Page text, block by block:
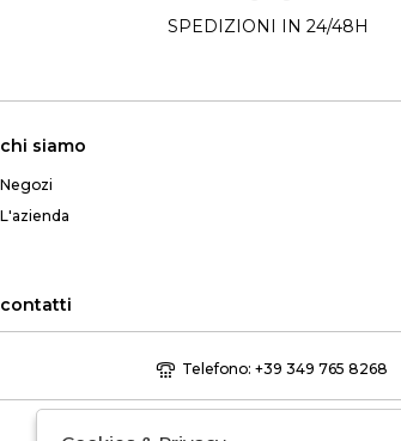
SPEDIZIONI IN 24/48H
chi siamo
Negozi
L'azienda
contatti
Telefono: +39 349 765 8268